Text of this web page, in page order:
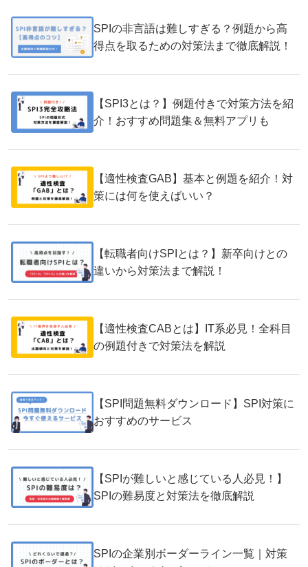
SPIの非言語は難しすぎる？例題から高
得点を取るための対策法まで徹底解説！
【SPI3とは？】例題付きで対策方法を紹
介！おすすめ問題集＆無料アプリも
【適性検査GAB】基本と例題を紹介！対
策には何を使えばいい？
【転職者向けSPIとは？】新卒向けとの
違いから対策法まで解説！
【適性検査CABとは】IT系必見！全科目
の例題付きで対策法を解説
【SPI問題無料ダウンロード】SPI対策に
おすすめのサービス
【SPIが難しいと感じている人必見！】
SPIの難易度と対策法を徹底解説
SPIの企業別ボーダーライン一覧｜対策